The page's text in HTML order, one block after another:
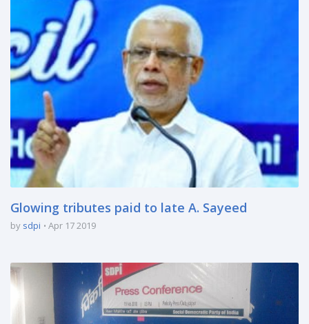
Glowing tributes paid to late A. Sayeed
by sdpi Apr 17 2019